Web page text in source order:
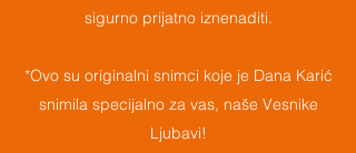
sigurno prijatno iznenaditi.
*Ovo su originalni snimci koje je Dana Karić
snimila specijalno za vas, naše Vesnike
Ljubavi!